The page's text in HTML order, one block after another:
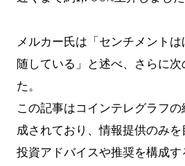
メルカー氏は「センチメント
随している」と述べ、さらに次
た。
この記事はコインテレグラフ
成されており、情報提供のみを
投資アドバイスや推奨を構成